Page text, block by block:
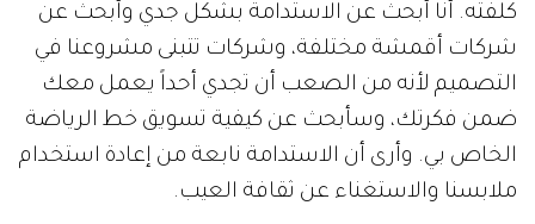
كلفته. أنا أبحث عن الاستدامة بشكل جدي وأبحث عن
شركات أقمشة مختلفة، وشركات تتبنى مشروعنا في
التصميم لأنه من الصعب أن تجدي أحداً يعمل معك
ضمن فكرتك، وسأبحث عن كيفية تسويق خط الرياضة
الخاص بي. وأرى أن الاستدامة نابعة من إعادة استخدام
ملابسنا والاستغناء عن ثقافة العيب.